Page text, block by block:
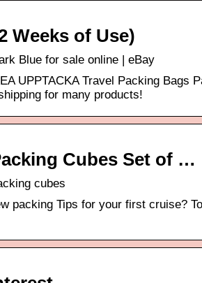
Weeks of Use)
Blue for sale online | eBay
UPPTACKA Travel Packing Bags
for many products!
Cubes Set of …
cubes
packing Tips for your first cruise?